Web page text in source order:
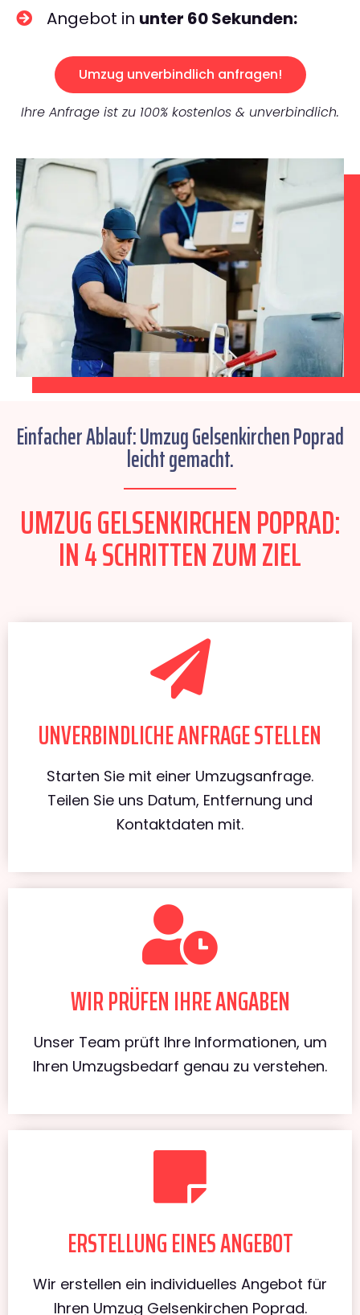
Angebot in unter 60 Sekunden:
Umzug unverbindlich anfragen!
Ihre Anfrage ist zu 100% kostenlos & unverbindlich.
Einfacher Ablauf: Umzug Gelsenkirchen Poprad
leicht gemacht.
UMZUG GELSENKIRCHEN POPRAD:
IN 4 SCHRITTEN ZUM ZIEL
UNVERBINDLICHE ANFRAGE STELLEN
Starten Sie mit einer Umzugsanfrage.
Teilen Sie uns Datum, Entfernung und
Kontaktdaten mit.
WIR PRÜFEN IHRE ANGABEN
Unser Team prüft Ihre Informationen, um
Ihren Umzugsbedarf genau zu verstehen.
ERSTELLUNG EINES ANGEBOT
Wir erstellen ein individuelles Angebot für
Ihren Umzug Gelsenkirchen Poprad.